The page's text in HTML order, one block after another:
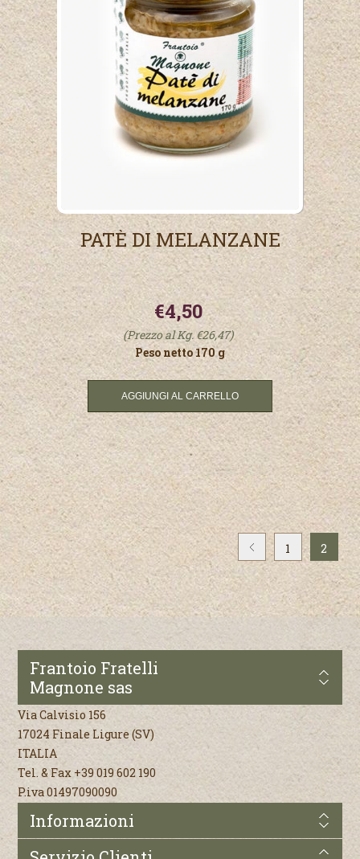
PATÈ DI MELANZANE
€4,50
(Prezzo al Kg. €26,47)
Peso netto 170 g
1 2
Frantoio Fratelli
Magnone sas
Via Calvisio 156
17024 Finale Ligure (SV)
ITALIA
Tel. & Fax +39 019 602 190
P.iva 01497090090
Informazioni